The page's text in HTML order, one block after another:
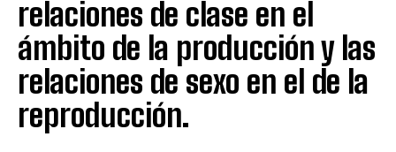
relaciones de clase en el
ámbito de la producción y las
relaciones de sexo en el de la
reproducción.